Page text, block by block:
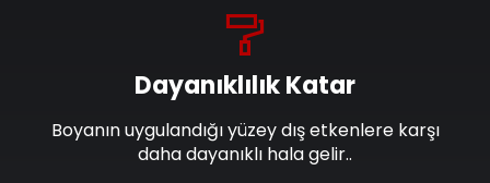
Dayanıklılık Katar
Boyanın uygulandığı yüzey dış etkenlere karşı
daha dayanıklı hala gelir..